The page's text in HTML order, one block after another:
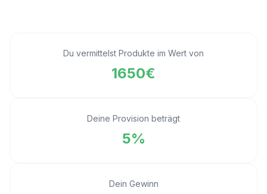
Du vermittelst Produkte im Wert von
1650€
Deine Provision beträgt
5%
Dein Gewinn